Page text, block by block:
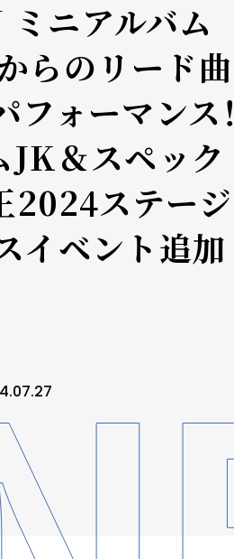
ニアルバム
らのリード曲
フォーマンス！
JK＆スペック
2024ステージ
イベント追加